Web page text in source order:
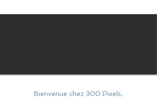
Bienvenue chez 300 Pixels,